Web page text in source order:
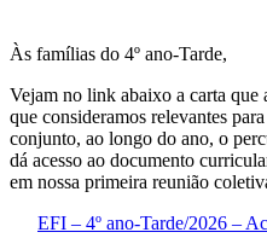
Às famílias do 4º ano-Tarde,
Vejam no link abaixo a carta que
que consideramos relevantes
conjunto, ao longo do ano, o
dá acesso ao documento
em nossa primeira reunião
EFI – 4º ano-Tarde/2026 –